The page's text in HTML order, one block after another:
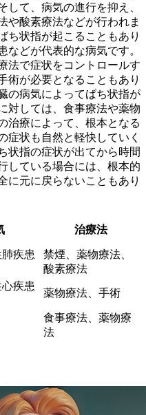
して、病気の進行を抑え、
や酸素療法などが行われま
ち状指が起こることもあり
などが代表的な病気です。
法で症状をコントロールす
術が必要となることもあり
の病気によってばち状指が
対しては、食事療法や薬物
治療によって、 根本となる
症状も自然と軽快していく
状指の症状が出てから時間
している場合には、根本的
に元に戻らないこともあり
治療法
疾患
禁煙、薬物療法、
酸素療法
疾患
薬物療法、手術
食事療法、薬物療
法